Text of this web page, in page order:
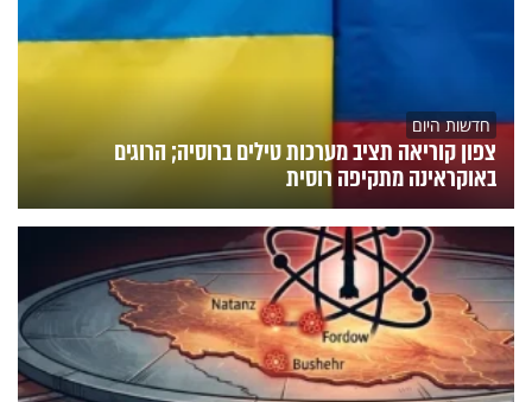
חדשות היום
צפון קוריאה תציב מערכות טילים ברוסיה; הרוגים
באוקראינה מתקיפה רוסית